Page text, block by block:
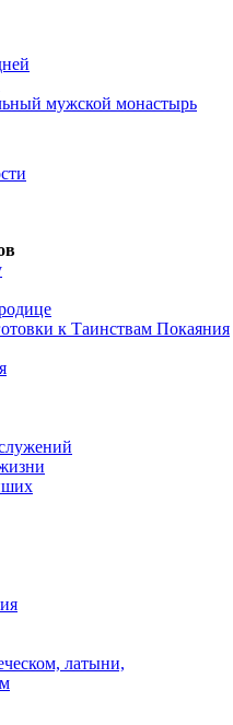
мужской монастырь
к Таинствам Покаяния
латыни,